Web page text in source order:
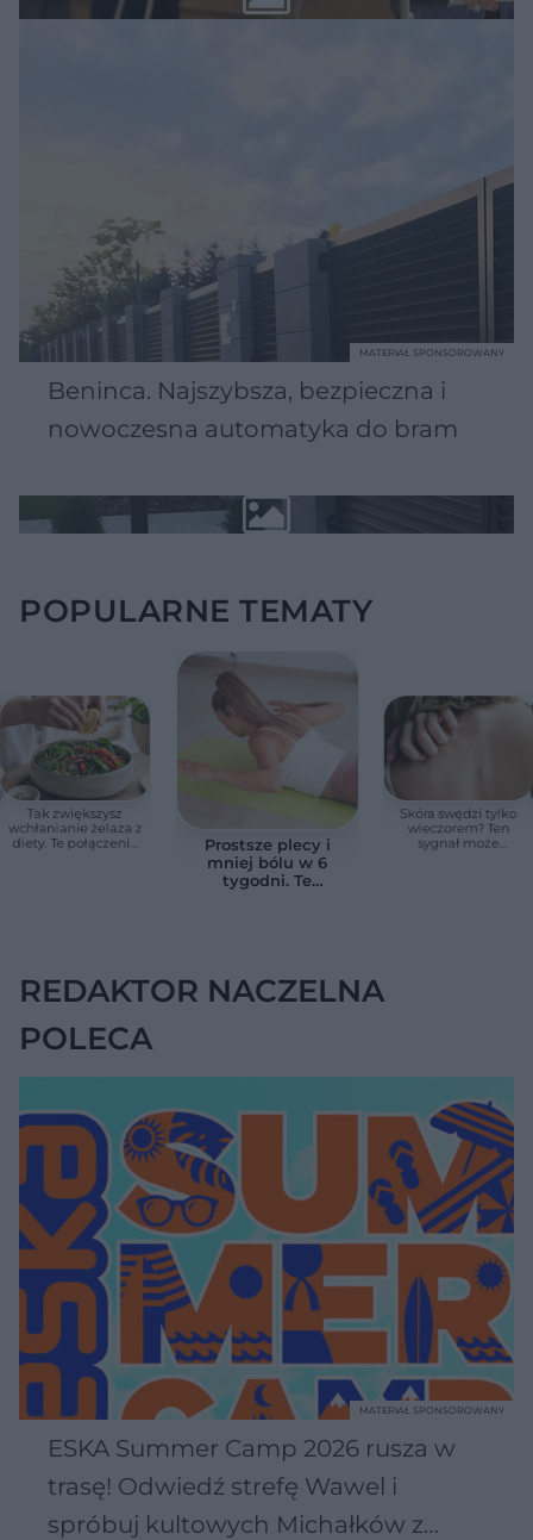
Beninca. Najszybsza, bezpieczna i
nowoczesna automatyka do bram
MATERIAŁ SPONSOROWANY
POPULARNE TEMATY
Tak zwiększysz
wchłanianie żelaza z
diety. Te połączenia
Prostsze plecy i
mniej bólu w 6
tygodni. Te
Skóra swędzi tylko
wieczorem? Ten
sygnał może
REDAKTOR NACZELNA
POLECA
ESKA Summer Camp 2026 rusza w
trasę! Odwiedź strefę Wawel i
spróbuj kultowych Michałków z
MATERIAŁ SPONSOROWANY